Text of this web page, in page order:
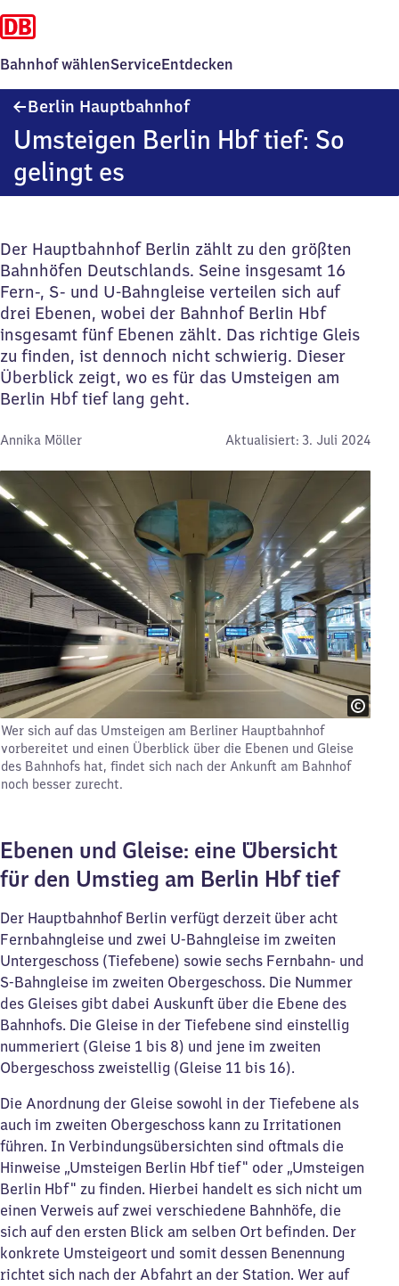
Bahnhof wählenServiceEntdecken
Berlin HauptbahnhofBerlin
Umsteigen Berlin Hbf tief: So
gelingt es
Der Hauptbahnhof Berlin zählt zu den größten
Bahnhöfen Deutschlands. Seine insgesamt 16
Fern-, S- und U-Bahngleise verteilen sich auf
drei Ebenen, wobei der Bahnhof Berlin Hbf
insgesamt fünf Ebenen zählt. Das richtige Gleis
zu finden, ist dennoch nicht schwierig. Dieser
Überblick zeigt, wo es für das Umsteigen am
Berlin Hbf tief lang geht.
Von:
Annika Möller Aktualisiert: 3. Juli 2024
Wer sich auf das Umsteigen am Berliner Hauptbahnhof
vorbereitet und einen Überblick über die Ebenen und Gleise
des Bahnhofs hat, findet sich nach der Ankunft am Bahnhof
noch besser zurecht.
Ebenen und Gleise: eine Übersicht
für den Umstieg am Berlin Hbf tief
Der Hauptbahnhof Berlin verfügt derzeit über acht
Fernbahngleise und zwei U-Bahngleise im zweiten
Untergeschoss (Tiefebene) sowie sechs Fernbahn- und
S-Bahngleise im zweiten Obergeschoss. Die Nummer
des Gleises gibt dabei Auskunft über die Ebene des
Bahnhofs. Die Gleise in der Tiefebene sind einstellig
nummeriert (Gleise 1 bis 8) und jene im zweiten
Obergeschoss zweistellig (Gleise 11 bis 16).
Die Anordnung der Gleise sowohl in der Tiefebene als
auch im zweiten Obergeschoss kann zu Irritationen
führen. In Verbindungsübersichten sind oftmals die
Hinweise „Umsteigen Berlin Hbf tief" oder „Umsteigen
Berlin Hbf" zu finden. Hierbei handelt es sich nicht um
einen Verweis auf zwei verschiedene Bahnhöfe, die
sich auf den ersten Blick am selben Ort befinden. Der
konkrete Umsteigeort und somit dessen Benennung
richtet sich nach der Abfahrt an der Station. Wer auf